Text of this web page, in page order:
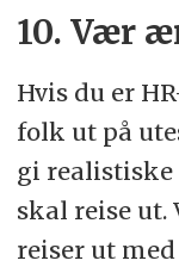
10. Vær
Hvis du er
folk ut på
gi
skal reise
reiser ut